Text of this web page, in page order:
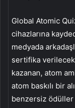
Global Atomic
cihazlarına
medyada
sertifika
kazanan, atom
atom baskılı bir
benzersiz ödüller